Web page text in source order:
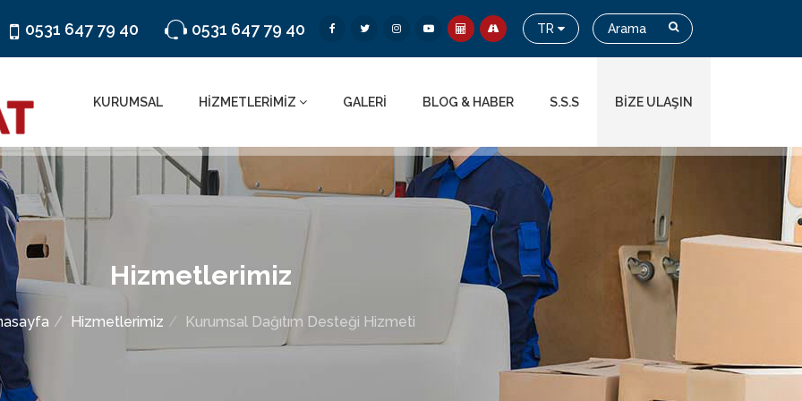
0531 647 79 40 0531 647 79 40 TR
KURUMSAL HİZMETLERİMİZ GALERİ BLOG & HABER S.S.S BİZE ULAŞIN
Hizmetlerimiz
Hizmetlerimiz Kurumsal Dağıtım Desteği Hizmeti